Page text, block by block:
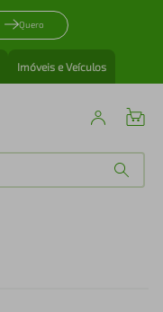
Quero
Imóveis e Veículos